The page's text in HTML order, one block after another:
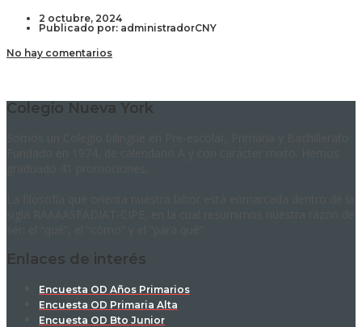
2 octubre, 2024
Publicado por: administradorCNY
No hay comentarios
Colegio Nueva York
Enlaces de interés
Encuesta OD Años Primarios
Encuesta OD Primaria Alta
Encuesta OD Bto Junior